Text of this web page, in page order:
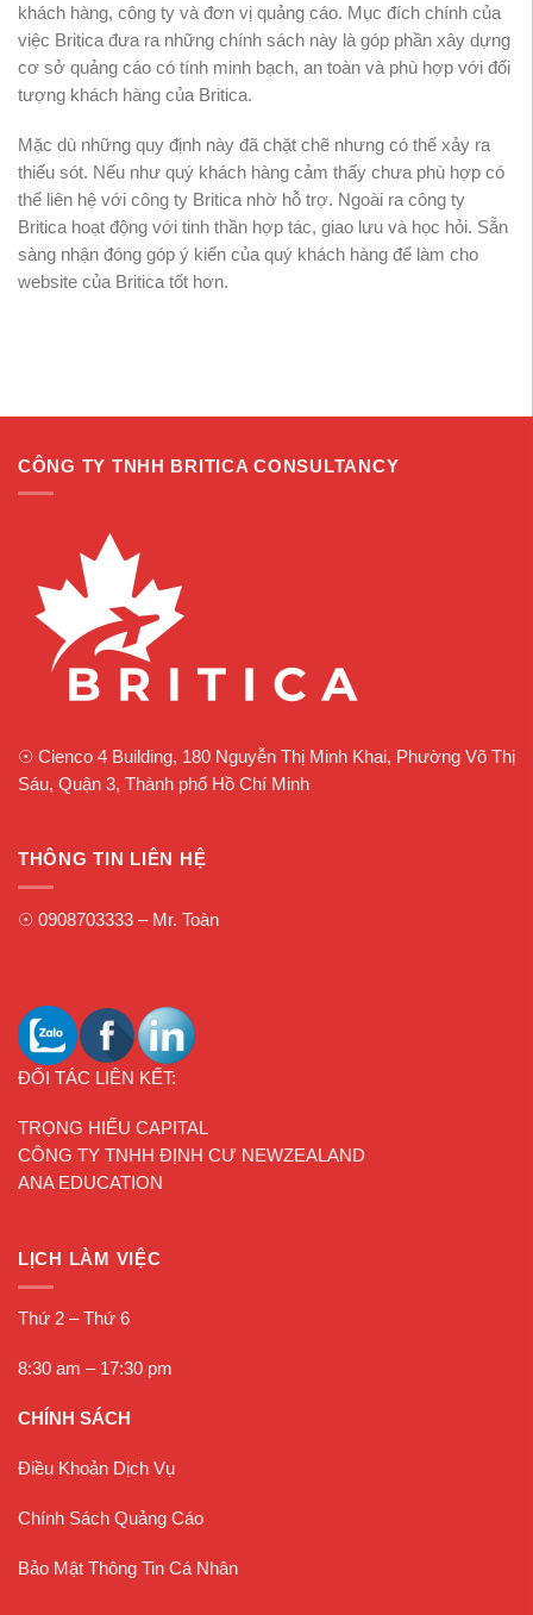
khách hàng, công ty và đơn vị quảng cáo. Mục đích chính của
việc Britica đưa ra những chính sách này là góp phần xây dựng
cơ sở quảng cáo có tính minh bạch, an toàn và phù hợp với đối
tượng khách hàng của Britica.
Mặc dù những quy định này đã chặt chẽ nhưng có thể xảy ra
thiếu sót. Nếu như quý khách hàng cảm thấy chưa phù hợp có
thể liên hệ với công ty Britica nhờ hỗ trợ. Ngoài ra công ty
Britica hoạt động với tinh thần hợp tác, giao lưu và học hỏi. Sẵn
sàng nhận đóng góp ý kiến của quý khách hàng để làm cho
website của Britica tốt hơn.
CÔNG TY TNHH BRITICA CONSULTANCY
☉ Cienco 4 Building, 180 Nguyễn Thị Minh Khai, Phường Võ Thị
Sáu, Quận 3, Thành phố Hồ Chí Minh
THÔNG TIN LIÊN HỆ
☉ 0908703333 – Mr. Toàn
ĐỐI TÁC LIÊN KẾT:
TRỌNG HIẾU CAPITAL
CÔNG TY TNHH ĐỊNH CƯ NEWZEALAND
ANA EDUCATION
LỊCH LÀM VIỆC
Thứ 2 – Thứ 6
8:30 am – 17:30 pm
CHÍNH SÁCH
Điều Khoản Dịch Vụ
Chính Sách Quảng Cáo
Bảo Mật Thông Tin Cá Nhân